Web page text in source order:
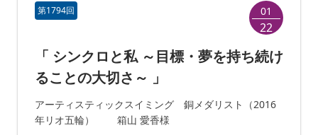
第1794回 01
22
「 シンクロと私 ～目標・夢を持ち続け
ることの大切さ～ 」
アーティスティックスイミング 銅メダリスト（2016
年リオ五輪） 箱山 愛香様